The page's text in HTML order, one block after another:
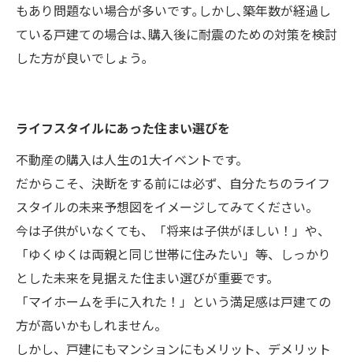
もあり問題ない場合が多いです｡しかし､築年数が経過し
ている戸建ての場合は､購入後に耐震のための対策を検討
した方が良いでしょう｡
ライフスタイルにあった住まい選びを
不動産の購入は人生の1大イベントです。
だからこそ、決断をする前には必ず、自分たちのライフ
スタイルの未来予想図をイメージしてみてください。
今は子供がいなくても、「将来は子供がほしい！」や、
「ゆくゆくは両親と同じ世帯に住みたい」等、しっかり
とした未来を見据えた住まい選びが重要です。
「マイホームを手に入れた！」という満足感は戸建ての
方が高いかもしれません。
しかし、戸建にもマンションにもメリット、デメリット